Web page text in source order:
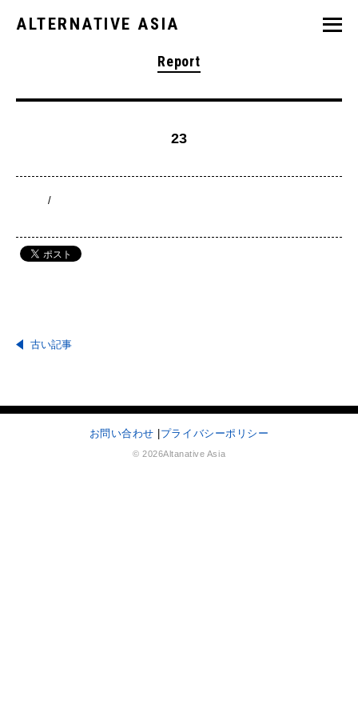
ALTERNATIVE ASIA
Report
23
/
古い記事
お問い合わせ プライバシーポリシー
© 2026Altanative Asia